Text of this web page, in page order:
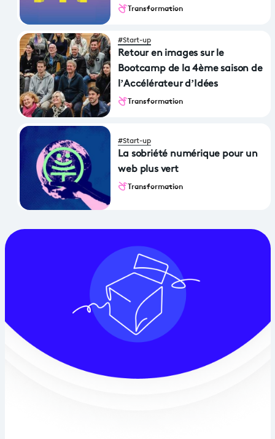
Transformation
#Start-up
Retour en images sur le
Bootcamp de la 4ème saison de
l’Accélérateur d’Idées
Transformation
#Start-up
La sobriété numérique pour un
web plus vert
Transformation